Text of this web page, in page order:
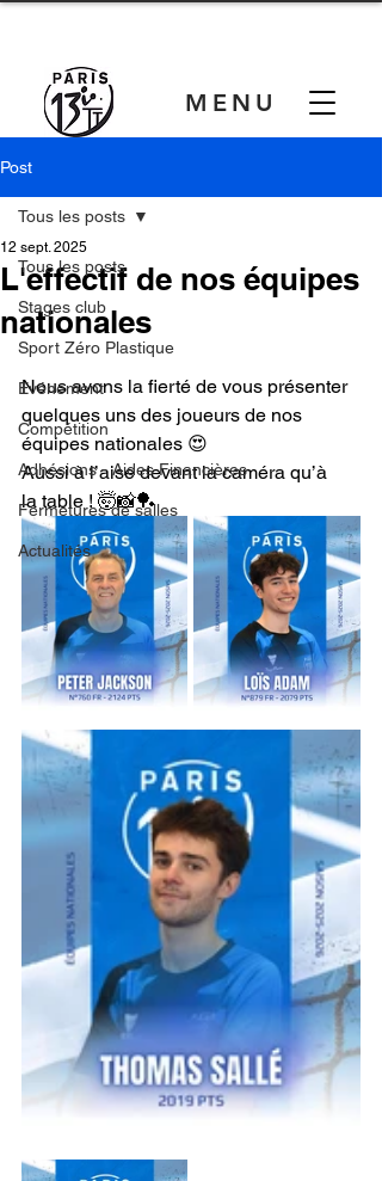
MENU
Post
Tous les posts
Stages club
Sport Zéro Plastique
Evénement
Compétition
Adhésions - Aides Financières
Fermetures de salles
Actualités
Tous les posts
L'effectif de nos équipes
nationales
12 sept. 2025
Nous avons la fierté de vous présenter
quelques uns des joueurs de nos
équipes nationales 😍
Aussi à l’aise devant la caméra qu’à
la table ! 🤯📸🏓